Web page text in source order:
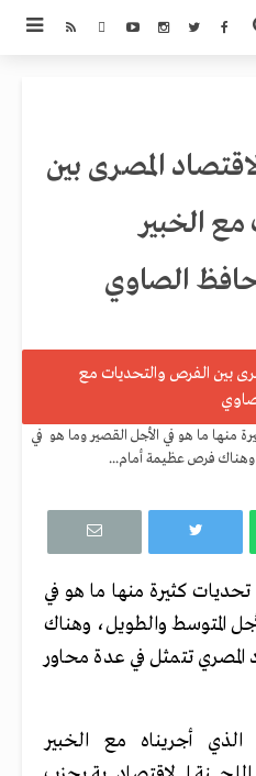
المصرى بين
الخبير
الصاوي
منها ما هو في الأجل القصير وما هو في
وهناك فرص عظيمة أمام...
كثيرة منها ما هو في
المتوسط والطويل، وهناك
تتمثل في عدة محاور
أجريناه مع الخبير